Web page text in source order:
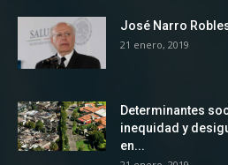
José Narro
21 enero, 2019
Determinantes
inequidad y
en...